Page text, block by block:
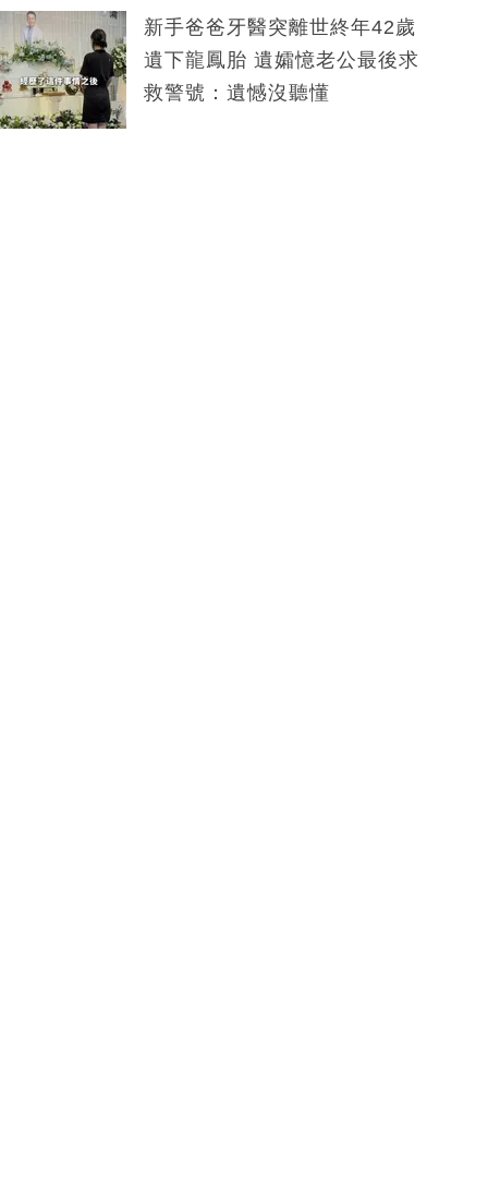
新手爸爸牙醫突離世終年42歲
遺下龍鳳胎 遺孀憶老公最後求
救警號：遺憾沒聽懂